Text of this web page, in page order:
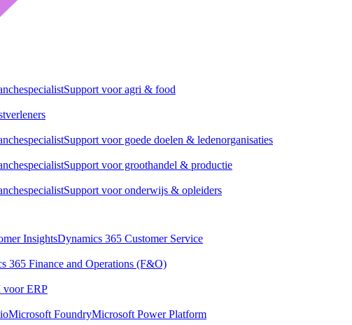
Support voor agri & food
Support voor goede doelen & ledenorganisaties
Support voor groothandel & productie
Support voor onderwijs & opleiders
InsightsDynamics 365 Customer Service
365 Finance and Operations (F&O)
voor ERP
Microsoft FoundryMicrosoft Power Platform